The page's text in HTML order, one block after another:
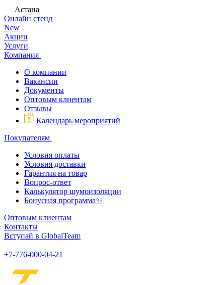
Астана
Онлайн стенд
New
Акции
Услуги
Компания
О компании
Вакансии
Документы
Оптовым клиентам
Отзывы
Календарь мероприятий
Покупателям
Условия оплаты
Условия доставки
Гарантия на товар
Вопрос-ответ
Калькулятор шумоизоляции
Бонусная программа✨
Оптовым клиентам
Контакты
Вступай в GlobalTeam
+7-776-000-04-21